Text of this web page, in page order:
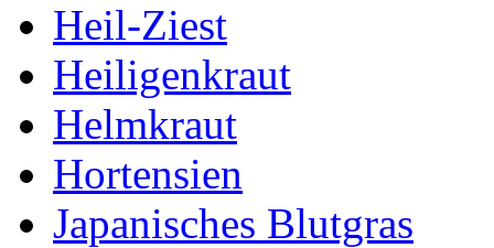
Heil-Ziest
Heiligenkraut
Helmkraut
Hortensien
Japanisches Blutgras